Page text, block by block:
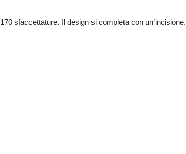
170 sfaccettature. Il design si completa con un’incisione.